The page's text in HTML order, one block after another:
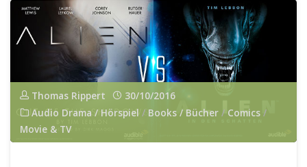
Season
One"
Thomas Rippert
30/10/2016
Audio Drama / Hörspiel / Books / Bücher / Comics /
Movie & TV